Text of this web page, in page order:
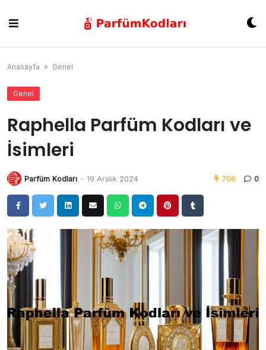
content
Anasayfa » Genel
Genel
Raphella Parfüm Kodları ve
İsimleri
Parfüm Kodları - 19 Aralık 2024 706 0